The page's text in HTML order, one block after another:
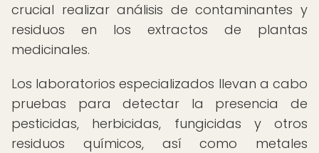
crucial realizar análisis de contaminantes y
residuos en los extractos de plantas
medicinales.
Los laboratorios especializados llevan a cabo
pruebas para detectar la presencia de
pesticidas, herbicidas, fungicidas y otros
residuos químicos, así como metales